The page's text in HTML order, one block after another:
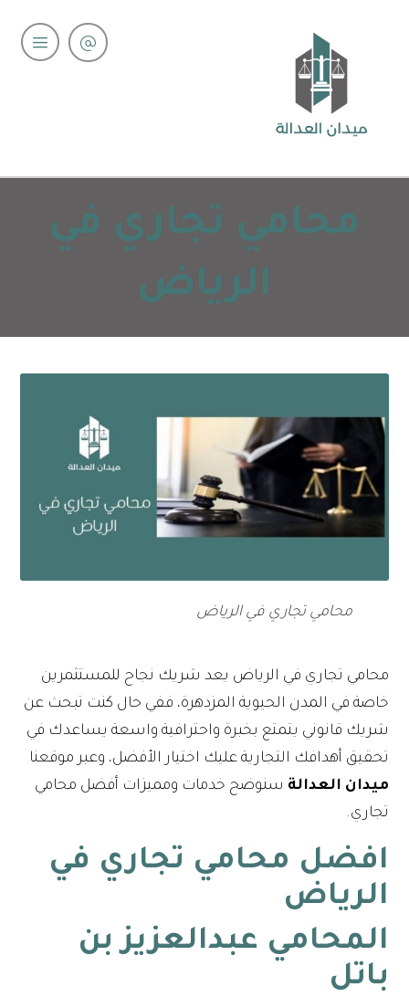
محامي تجاري في
الرياض
محامي تجاري في الرياض
محامي تجاري في الرياض يعد شريك نجاح للمستثمرين
خاصة في المدن الحيوية المزدهرة، ففي حال كنت تبحث عن
شريك قانوني يتمتع بخبرة واحترافية واسعة يساعدك في
تحقيق أهدافك التجارية عليك اختيار الأفضل، وعبر موقعنا
ميدان العدالة سنوضح خدمات ومميزات أفضل محامي
تجاري.
افضل محامي تجاري في
الرياض
المحامي عبدالعزيز بن
باتل